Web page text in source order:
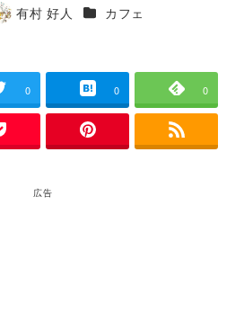
有村 好人 カテゴリー
カフェ
0 0 0
広告